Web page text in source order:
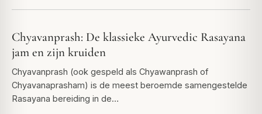
Chyavanprash: De klassieke Ayurvedic Rasayana
jam en zijn kruiden
Chyavanprash (ook gespeld als Chyawanprash of
Chyavanaprasham) is de meest beroemde samengestelde
Rasayana bereiding in de…